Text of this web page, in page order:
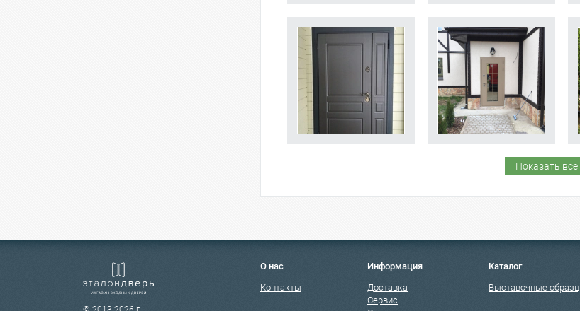
Показать
О нас
Контакты
Информация
Доставка
Сервис
Каталог
Выставочные